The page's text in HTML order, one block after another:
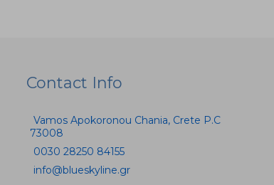
Contact Info
Vamos Apokoronou Chania, Crete P.C
73008
0030 28250 84155
info@blueskyline.gr